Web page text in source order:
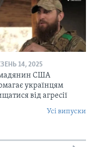
14, 2025
США
українцям
від агресії
Усі випуски